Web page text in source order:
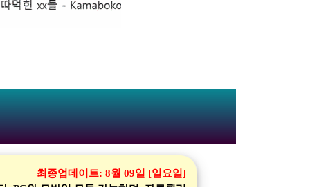
최종업데이트: 8월 09일 [일요일]